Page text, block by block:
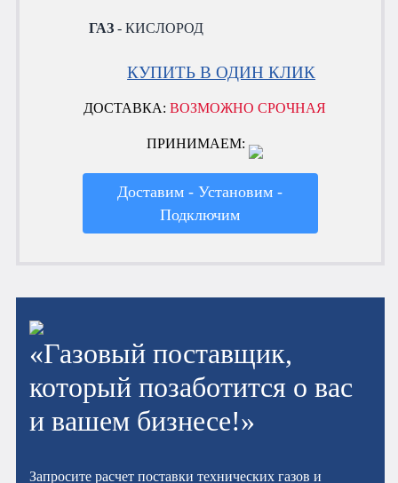
ГАЗ - КИСЛОРОД
КУПИТЬ В ОДИН КЛИК
ДОСТАВКА:ВОЗМОЖНО СРОЧНАЯ
ПРИНИМАЕМ:
Доставим - Установим -
Подключим
«Газовый поставщик,
который позаботится о вас
и вашем бизнесе!»
Запросите расчет поставки технических газов и